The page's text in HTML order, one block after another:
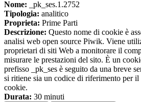
Nome: _pk_ses.1.2752
Tipologia: analitico
Proprieta: Prime Parti
Descrizione: Questo nome di cookie è
analisi web open source Piwik. Viene
proprietari di siti Web a monitorare il
misurare le prestazioni del sito. È un
prefisso _pk_ses è seguito da una breve
si ritiene sia un codice di riferimento per
cookie.
Durata: 30 minuti